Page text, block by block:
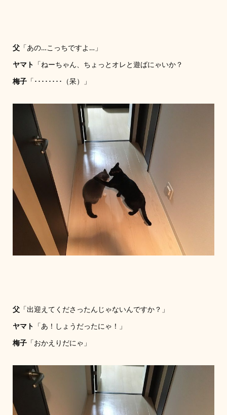
父「あの…こっちですよ…」
ヤマト 「ねーちゃん、ちょっとオレと遊ばにゃいか？
梅子「････････（呆）」
父「出迎えてくださったんじゃないんですか？」
ヤマト 「あ！しょうだったにゃ！」
梅子「おかえりだにゃ」